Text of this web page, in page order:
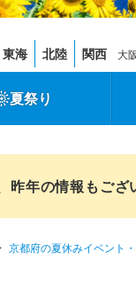
東海 北陸 関西 大
夏祭り
年の情報もござ
京都府の夏休みイベント